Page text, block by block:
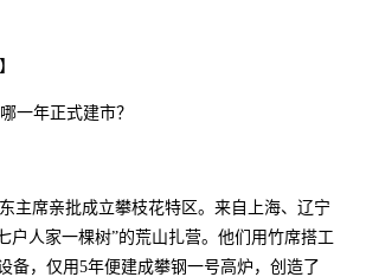
一年正式建市？
主席亲批成立攀枝花特区。来自上海、辽宁
户人家一棵树”的荒山扎营。他们用竹席搭工
备，仅用5年便建成攀钢一号高炉，创造了